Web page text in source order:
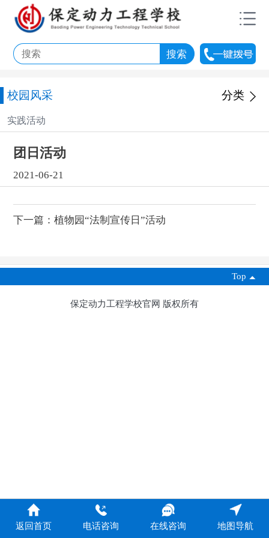
校园风采 分类
实践活动
团日活动
2021-06-21
下一篇：植物园“法制宣传日”活动
Top
保定动力工程学校官网 版权所有
返回首页 电话咨询 在线咨询 地图导航